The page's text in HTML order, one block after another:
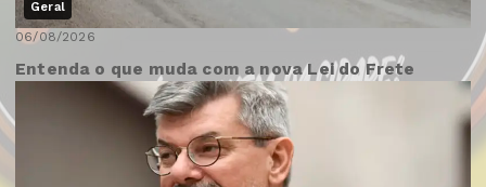
Geral
06/08/2026
Entenda o que muda com a nova Lei do Frete